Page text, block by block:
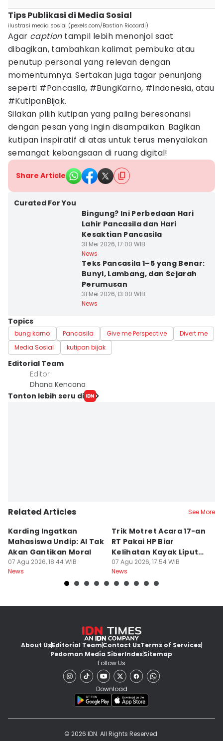
Tips Publikasi di Media Sosial
ilustrasi media sosial (pexels.com/Bastian Riccardi)
Agar captiontampil lebih menonjol saat
dibagikan, tambahkan kalimat pembuka atau
penutup personal yang relevan dengan
momentumnya. Sertakan juga tagar penunjang
seperti #Pancasila, #BungKarno, #Indonesia, atau
#KutipanBijak.
Silakan pilih kutipan yang paling beresonansi
dengan pesan yang ingin disampaikan. Bagikan
kutipan inspiratif di atas untuk terus menyalakan
semangat kebangsaan di ruang digital!
Share Article
Curated For You
Bingung? Ini Perbedaan Hari
Lahir Pancasila dan Hari
Kesaktian Pancasila
31 Mei 2026, 17:00 WIB
News
Teks Pancasila 1–5 yang Benar:
Bunyi, Lambang, dan Sejarah
Perumusan
31 Mei 2026, 13:00 WIB
News
Topics
bung karno Pancasila Give me Perspective
Divert me
Media Sosial
kutipan bijak
Editorial Team
Editor
Dhana Kencana
Tonton lebih seru di
Related Articles See More
Karding Ingatkan
Mahasiswa Undip: AI Tak
Akan Gantikan Moral
07 Agu 2026, 18:44 WIB
News
Trik Motret Acara 17-an
RT Pakai HP Biar
Kelihatan Kayak Liputan
Festival Nasional
07 Agu 2026, 17:54 WIB
News
About UsEditorial TeamContact UsTerms of Services
Pedoman Media SiberIndexSitemap
Follow Us
Download
© 2026 IDN. All Rights Reserved.